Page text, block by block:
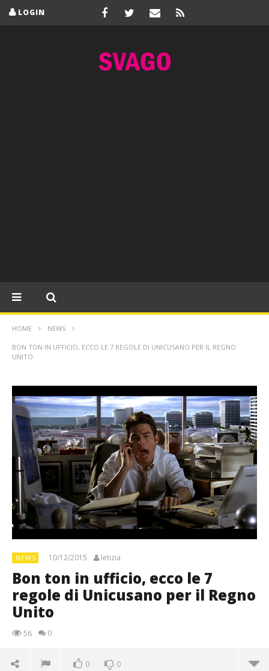
LOGIN
HOME NEWS
BON TON IN UFFICIO, ECCO LE 7 REGOLE DI UNICUSANO PER IL REGNO
UNITO
NEWS 10/12/2015 letizia
Bon ton in ufficio, ecco le 7
regole di Unicusano per il Regno
Unito
56 0
0 0